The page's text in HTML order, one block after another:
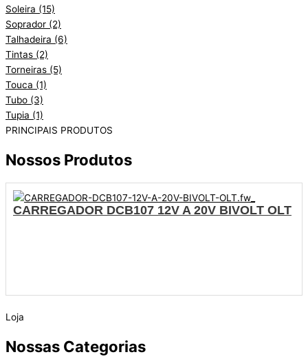
Soleira (15)
Soprador (2)
Talhadeira (6)
Tintas (2)
Torneiras (5)
Touca (1)
Tubo (3)
Tupia (1)
PRINCIPAIS PRODUTOS
Nossos Produtos
CARREGADOR DCB107 12V A 20V BIVOLT OLT
Loja
Nossas Categorias